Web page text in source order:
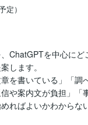
定）
ChatGPTを中心に
します。
章を書いている」「
や案内文が負担」「
ればよいかわからな